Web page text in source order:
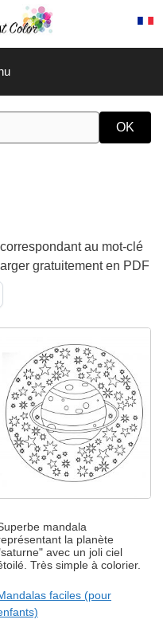
au mot-clé
gratuitement en PDF
mandala
la planète
avec un joli ciel
Très simple à colorier.
faciles (pour